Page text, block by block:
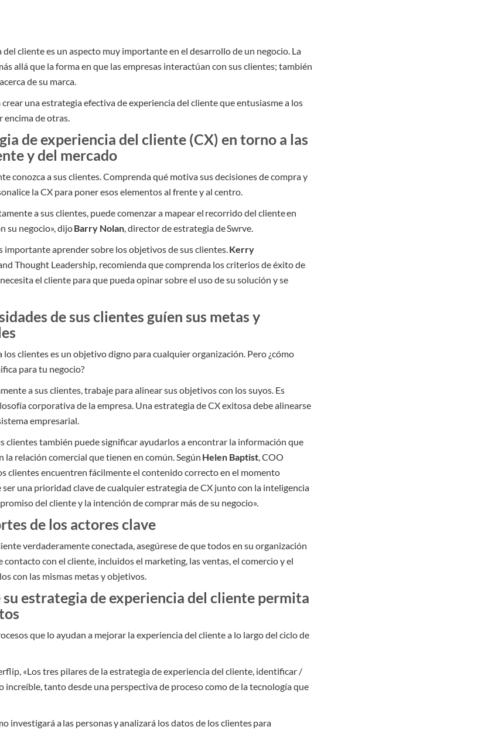
del cliente es un aspecto muy importante en el desarrollo de un negocio. La
allá que la forma en que las empresas interactúan con sus clientes; también
de su marca.
una estrategia efectiva de experiencia del cliente que entusiasme a los
encima de otras.
de experiencia del cliente (CX) en torno a las
y del mercado
conozca a sus clientes. Comprenda qué motiva sus decisiones de compra y
la CX para poner esos elementos al frente y al centro.
a sus clientes, puede comenzar a mapear el recorrido del cliente en
su negocio», dijoBarry Nolan, director de estrategia de Swrve.
importante aprender sobre los objetivos de sus clientes.Kerry
Thought Leadership, recomienda que comprenda los criterios de éxito de
el cliente para que pueda opinar sobre el uso de su solución y se
de sus clientes guíen sus metas y
clientes es un objetivo digno para cualquier organización. Pero ¿cómo
para tu negocio?
a sus clientes, trabaje para alinear sus objetivos con los suyos. Es
corporativa de la empresa. Una estrategia de CX exitosa debe alinearse
empresarial.
clientes también puede significar ayudarlos a encontrar la información que
la relación comercial que tienen en común. Según Helen Baptist, COO
clientes encuentren fácilmente el contenido correcto en el momento
una prioridad clave de cualquier estrategia de CX junto con la inteligencia
del cliente y la intención de comprar más de su negocio».
de los actores clave
verdaderamente conectada, asegúrese de que todos en su organización
con el cliente, incluidos el marketing, las ventas, el comercio y el
con las mismas metas y objetivos.
su estrategia de experiencia del cliente permita
que lo ayudan a mejorar la experiencia del cliente a lo largo del ciclo de
«Los tres pilares de la estrategia de experiencia del cliente, identificar /
increíble, tanto desde una perspectiva de proceso como de la tecnología que
investigará a las personas y analizará los datos de los clientes para